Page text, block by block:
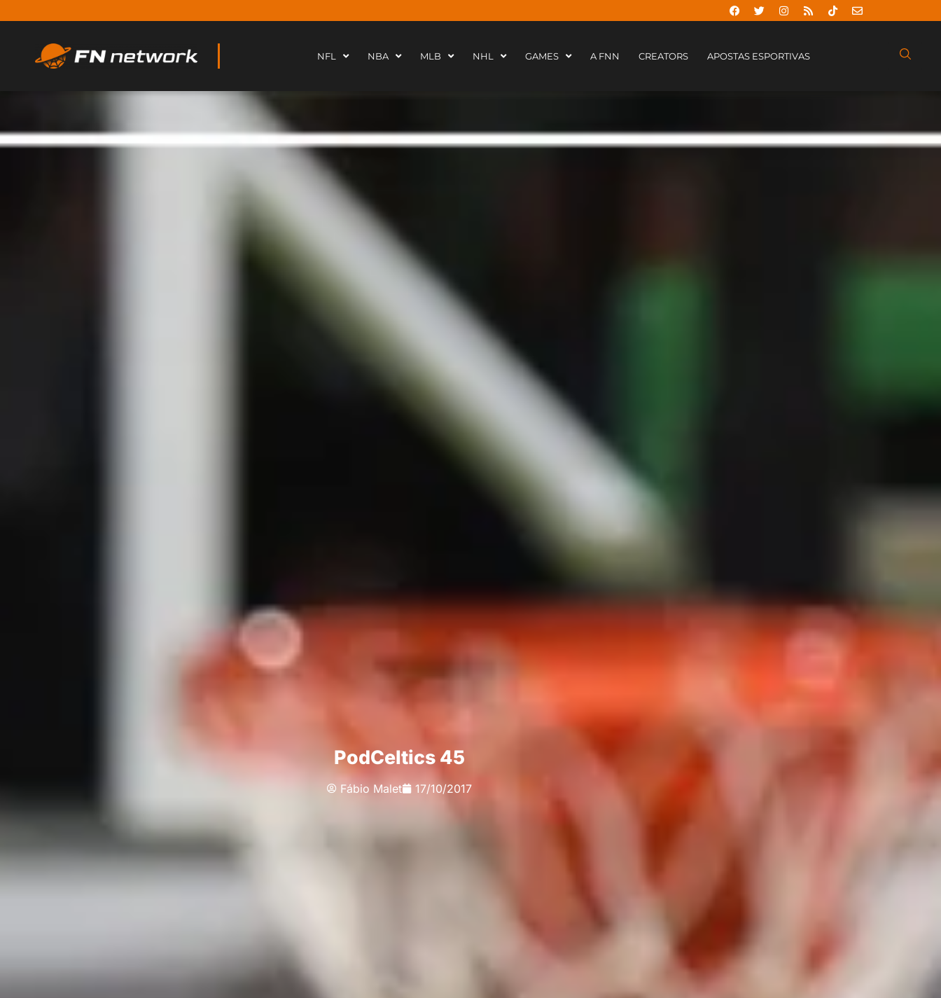
NFL NBA MLB NHL GAMES A FNN CREATORS APOSTAS ESPORTIVAS
PodCeltics 45
Fábio Malet 17/10/2017